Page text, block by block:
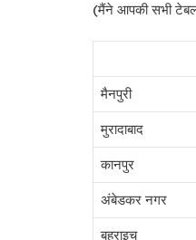
(मैंने आपकी सभी
मैनपुरी
मुरादाबाद
कानपुर
अंबेडकर नगर
बहराइच